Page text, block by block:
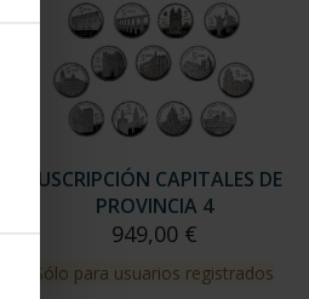
SUSCRIPCIÓN CAPITALES DE
PROVINCIA 4
949,00 €
Sólo para usuarios registrados